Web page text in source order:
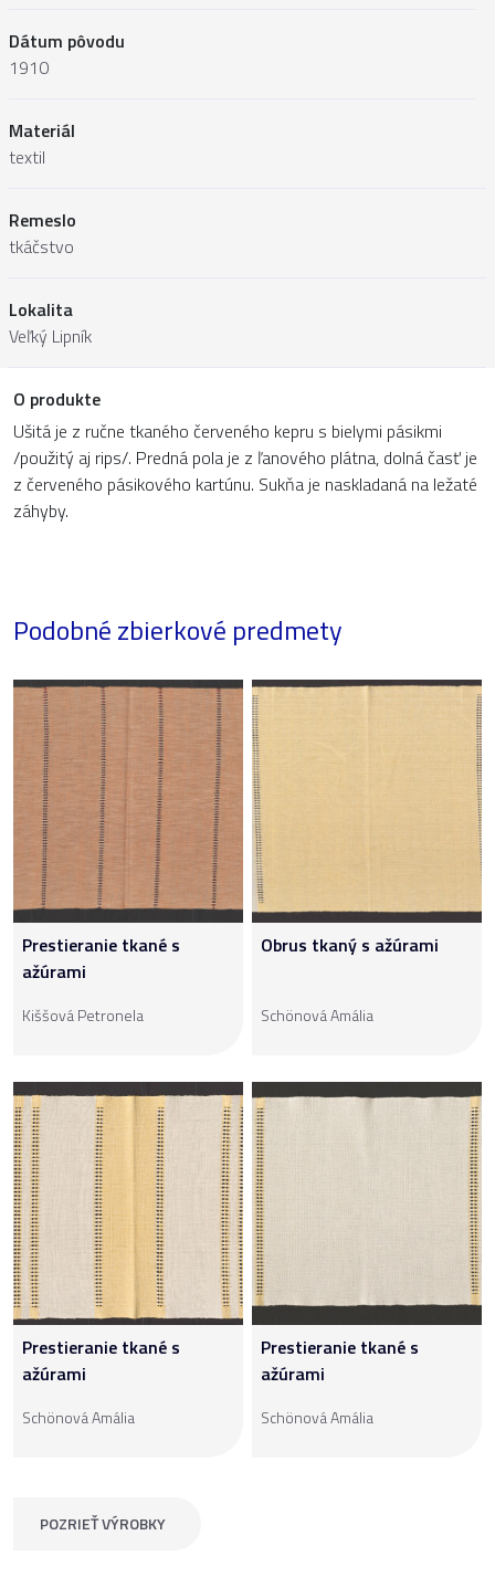
Dátum pôvodu
1910
Materiál
textil
Remeslo
tkáčstvo
Lokalita
Veľký Lipník
O produkte
Ušitá je z ručne tkaného červeného kepru s bielymi pásikmi
/použitý aj rips/. Predná pola je z ľanového plátna, dolná časť je
z červeného pásikového kartúnu. Sukňa je naskladaná na ležaté
záhyby.
Podobné zbierkové predmety
Prestieranie tkané s
ažúrami
Kiššová Petronela
Obrus tkaný s ažúrami
Schönová Amália
Prestieranie tkané s
ažúrami
Schönová Amália
Prestieranie tkané s
ažúrami
Schönová Amália
POZRIEŤ VÝROBKY